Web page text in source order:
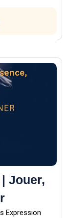
Jouer,
Expression